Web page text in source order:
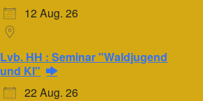
12 Aug. 26
Lvb. HH : Seminar "Waldjugend
und KI"
22 Aug. 26